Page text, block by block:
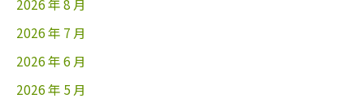
2026 年 8 月
2026 年 7 月
2026 年 6 月
2026 年 5 月